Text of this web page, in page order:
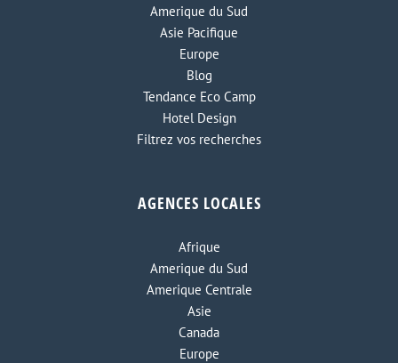
Amerique du Sud
Asie Pacifique
Europe
Blog
Tendance Eco Camp
Hotel Design
Filtrez vos recherches
AGENCES LOCALES
Afrique
Amerique du Sud
Amerique Centrale
Asie
Canada
Europe